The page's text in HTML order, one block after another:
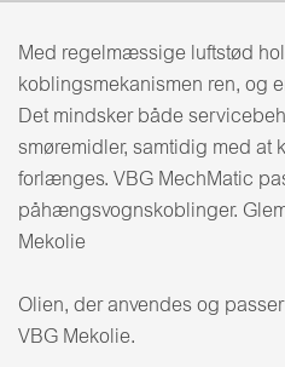
Med regelmæssige luftstød
koblingsmekanismen ren, og
Det mindsker både
smøremidler, samtidig med at
forlænges. VBG MechMatic
påhængsvognskoblinger.
Mekolie
Olien, der anvendes og
VBG Mekolie.